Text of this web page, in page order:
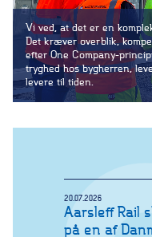
Vi ved, at det er en
Det kræver overblik,
efter One Company-
tryghed hos bygherren,
levere til tiden.
20.07.2026
Aarsleff Rail
på en af